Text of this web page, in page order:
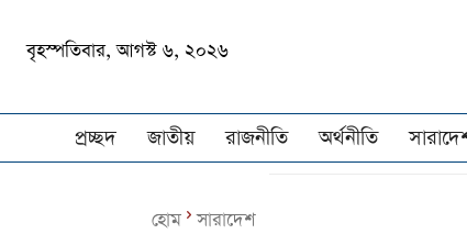
বৃহস্পতিবার, আগস্ট ৬, ২০২৬
প্রচ্ছদ জাতীয় রাজনীতি অর্থনীতি
হোম সারাদেশ